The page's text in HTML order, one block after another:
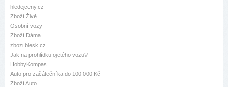
hledejceny.cz
Zboží Živě
Osobní vozy
Zboží Dáma
zbozi.blesk.cz
Jak na prohlídku ojetého vozu?
HobbyKompas
Auto pro začátečníka do 100 000 Kč
Zboží Auto